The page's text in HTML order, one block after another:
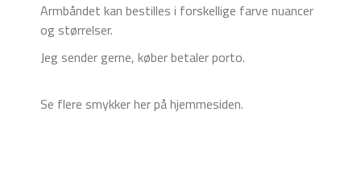
Armbåndet kan bestilles i forskellige farve nuancer
og størrelser.
Jeg sender gerne, køber betaler porto.
Se flere smykker her på hjemmesiden.